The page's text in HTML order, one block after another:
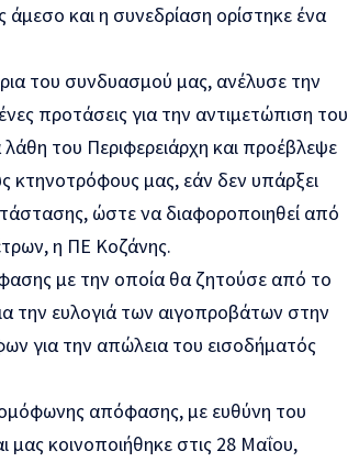
και η συνεδρίαση ορίστηκε ένα
του συνδυασμού μας, ανέλυσε την
προτάσεις για την αντιμετώπιση του
του Περιφερειάρχη και προέβλεψε
κτηνοτρόφους μας, εάν δεν υπάρξει
ώστε να διαφοροποιηθεί από
η ΠΕ Κοζάνης.
με την οποία θα ζητούσε από το
την ευλογιά των αιγοπροβάτων στην
για την απώλεια του εισοδήματός
απόφασης, με ευθύνη του
κοινοποιήθηκε στις 28 Μαΐου,